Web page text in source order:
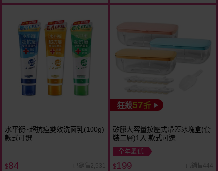
水平衡~超抗痘雙效洗面乳(100g)
款式可選
$84 已銷售2,531
狂殺57折
矽膠大容量按壓式帶蓋冰塊盒(套
裝二層)1入 款式可選
全年最低
$199 已銷售444